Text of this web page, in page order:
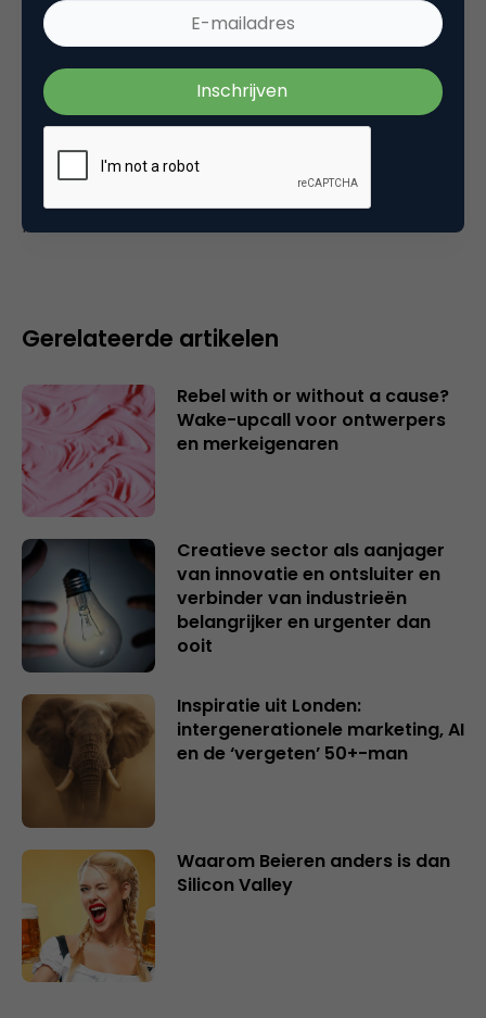
Commerce
om een reactie te
plaatsen.
Gerelateerde artikelen
Rebel with or without a cause?
Wake-upcall voor ontwerpers
en merkeigenaren
Creatieve sector als aanjager
van innovatie en ontsluiter en
verbinder van industrieën
belangrijker en urgenter dan
ooit
Inspiratie uit Londen:
intergenerationele marketing, AI
en de ‘vergeten’ 50+-man
Waarom Beieren anders is dan
Silicon Valley